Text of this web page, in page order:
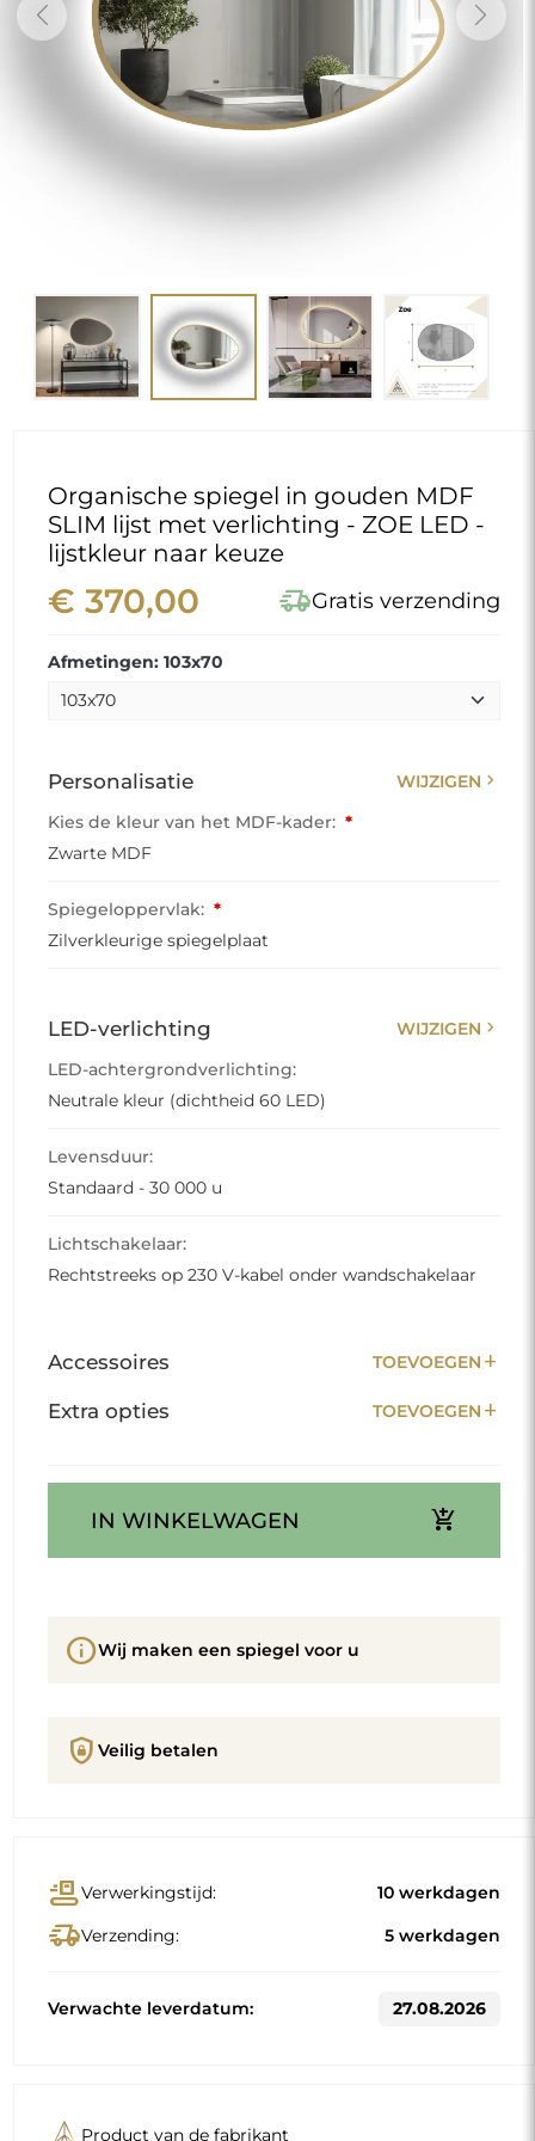
Previous Next
Organische spiegel in gouden MDF
SLIM lijst met verlichting - ZOE LED -
lijstkleur naar keuze
€ 370,00 delivery_truck_speedGratis verzending
Afmetingen: 103x70
Personalisatie WIJZIGEN chevron_right
Kies de kleur van het MDF-kader: *
Zwarte MDF
Spiegeloppervlak: *
Zilverkleurige spiegelplaat
LED-verlichting WIJZIGEN chevron_right
LED-achtergrondverlichting:
Neutrale kleur (dichtheid 60 LED)
Levensduur:
Standaard - 30 000 u
Lichtschakelaar:
Rechtstreeks op 230 V-kabel onder wandschakelaar
Accessoires TOEVOEGEN add
Extra opties TOEVOEGEN add
IN WINKELWAGEN add_shopping_cart
infoWij maken een spiegel voor u
shield_lock Veilig betalen
conveyor_beltVerwerkingstijd: 10 werkdagen
delivery_truck_speedVerzending: 5 werkdagen
Verwachte leverdatum: 27.08.2026
Product van de fabrikant